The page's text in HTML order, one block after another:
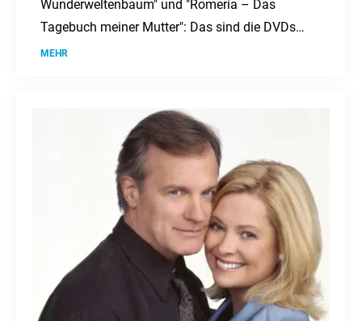
Wunderweltenbaum" und "Romería – Das
Tagebuch meiner Mutter": Das sind die DVDs
und Blu-rays der Woche.
MEHR